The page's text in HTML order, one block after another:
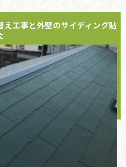
工事と外壁のサイディング貼